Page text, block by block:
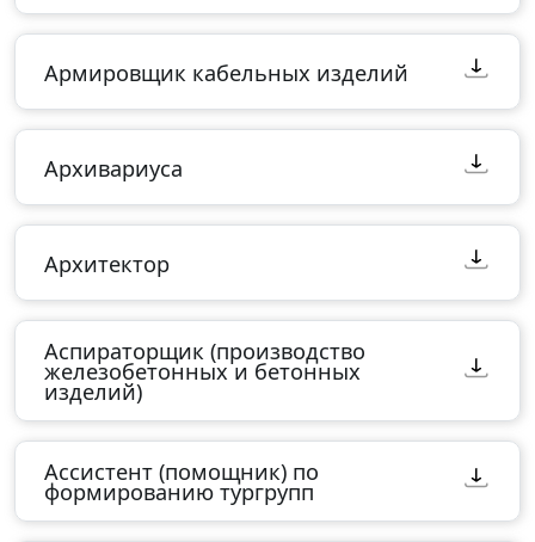
Армировщик кабельных изделий
Архивариуса
Архитектор
Аспираторщик (производство
железобетонных и бетонных
изделий)
Ассистент (помощник) по
формированию тургрупп